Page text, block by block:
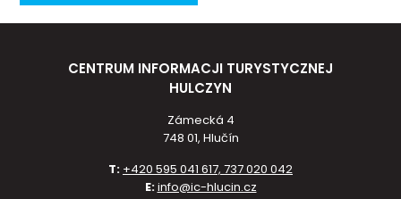
CENTRUM INFORMACJI TURYSTYCZNEJ
HULCZYN
Zámecká 4
748 01, Hlučín
T: +420 595 041 617, 737 020 042
E:info@ic-hlucin.cz